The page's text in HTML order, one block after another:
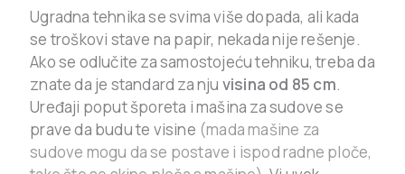
Ugradna tehnika se svima više dopada, ali kada
se troškovi stave na papir, nekada nije rešenje.
Ako se odlučite za samostojeću tehniku, treba da
znate da je standard za nju visina od 85 cm.
Uređaji poput šporeta i mašina za sudove se
prave da budu te visine (mada mašine za
sudove mogu da se postave i ispod radne ploče,